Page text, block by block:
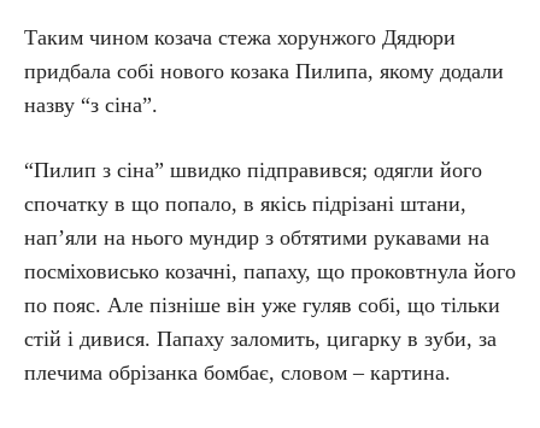
Таким чином козача стежа хорунжого Дядюри
придбала собі нового козака Пилипа, якому додали
назву “з сіна”.
“Пилип з сіна” швидко підправився; одягли його
спочатку в що попало, в якісь підрізані штани,
нап’яли на нього мундир з обтятими рукавами на
посміховисько козачні, папаху, що проковтнула його
по пояс. Але пізніше він уже гуляв собі, що тільки
стій і дивися. Папаху заломить, цигарку в зуби, за
плечима обрізанка бомбає, словом – картина.